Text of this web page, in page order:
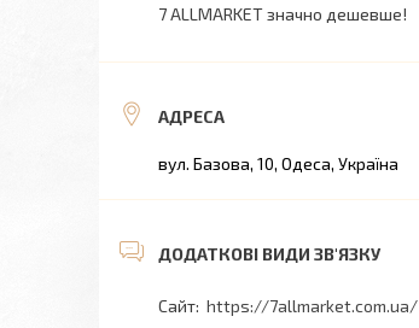
7 ALLMARKET значно дешевше!
вул. Базова, 10, Одеса, Україна
https://7allmarket.com.ua/